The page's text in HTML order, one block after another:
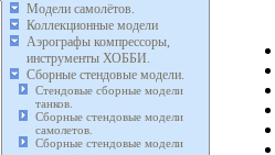
Модели самолётов.
Коллекционные модели
Аэрографы компрессоры,
инструменты ХОББИ.
Сборные стендовые модели.
Стендовые сборные модели
танков.
Сборные стендовые модели
самолетов.
Сборные стендовые модели